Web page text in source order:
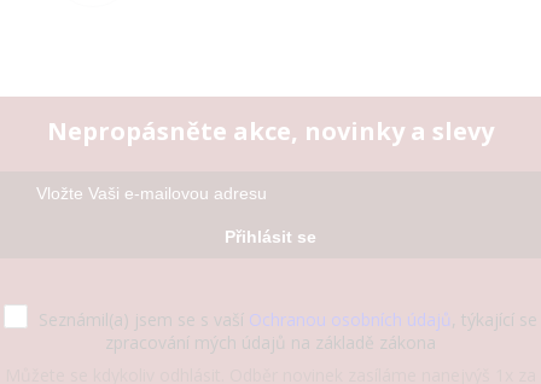
Nepropásněte akce, novinky a slevy
Přihlásit se
Seznámil(a) jsem se s vaší Ochranou osobních údajů, týkající se
zpracování mých údajů na základě zákona